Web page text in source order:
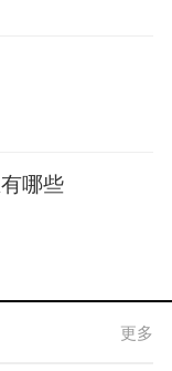
哪些
更多